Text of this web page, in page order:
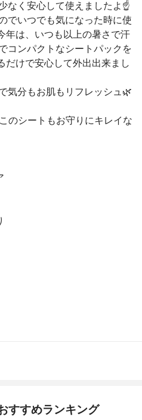
なく安心して使えましたよ☝️
でいつでも気になった時に使
年は、いつも以上の暑さで汗
コンパクトなシートパックを
だけで安心して外出出来まし
気分もお肌もリフレッシュ🌿
のシートもお守りにキレイな
すすめランキング